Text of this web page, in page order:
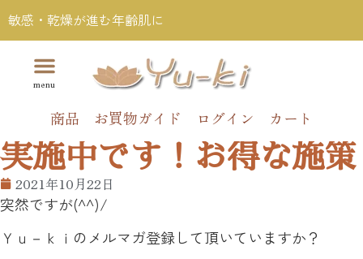
敏感・乾燥が進む年齢肌に
商品 お買物ガイド ログイン カート
実施中です！お得な施策
2021年10月22日
突然ですが(^^)/
Ｙｕ－ｋｉのメルマガ登録して頂いていますか？